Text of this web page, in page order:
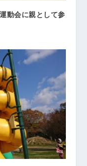
動会に親として参